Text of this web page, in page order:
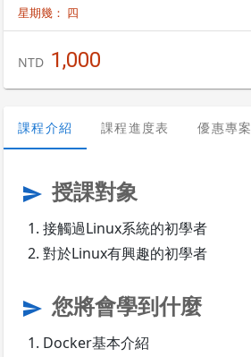
星期幾： 四
NTD 1,000
課程介紹 課程進度表 優惠專案
send 授課對象
接觸過Linux系統的初學者
對於Linux有興趣的初學者
send 您將會學到什麼
Docker基本介紹